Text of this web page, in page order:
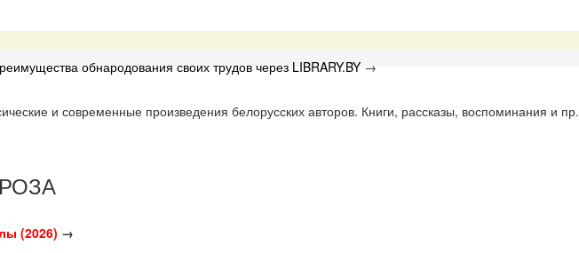
обнародования своих трудов через LIBRARY.BY →
и современные произведения белорусских авторов. Книги, рассказы, воспоминания и пр.
(2026) →